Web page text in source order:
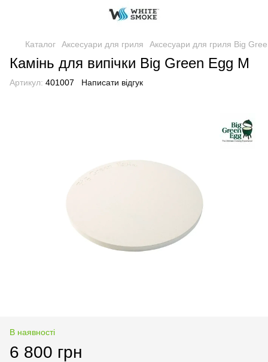
Каталог Аксесуари для гриля Аксесуари для гриля Big
Камінь для випічки Big Green Egg M
Артикул: 401007 Написати відгук
В наявності
6 800 грн